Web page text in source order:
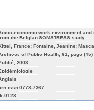
economic work environment
the Belgian SOMSTRESS study
France; Fontaine, Jeanine;
of Public Health, 61, page (45)
2003
7367
0123